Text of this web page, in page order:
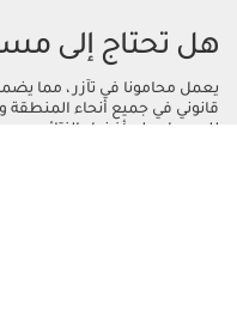
هل تحتاج إلى
يعمل محامونا في تآزر ، مما
قانوني في جميع أنحاء المنطقة